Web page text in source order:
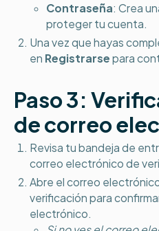
Contraseña: Crea
proteger tu cuenta.
Una vez que hayas
en Registrarse para
Paso 3:
de correo
Revisa tu bandeja de
correo electrónico de
Abre el correo
verificación para
electrónico.